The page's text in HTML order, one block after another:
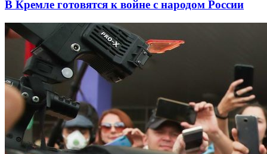
В Кремле готовятся к войне с народом России